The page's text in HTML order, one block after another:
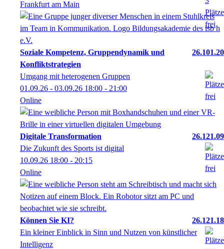
Frankfurt am Main
Soziale Kompetenz, Gruppendynamik und
Konfliktstrategien
26.101.20
Umgang mit heterogenen Gruppen
01.09.26 - 03.09.26 18:00 - 21:00
Online
Digitale Transformation
26.121.09
Die Zukunft des Sports ist digital
10.09.26 18:00 - 20:15
Online
Können Sie KI?
26.121.18
Ein kleiner Einblick in Sinn und Nutzen von künstlicher
Intelligenz